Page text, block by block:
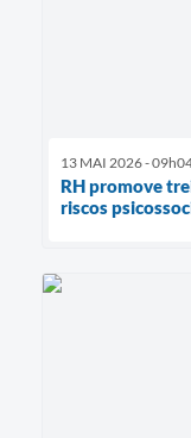
13 MAI 2026 -
RH promove
riscos